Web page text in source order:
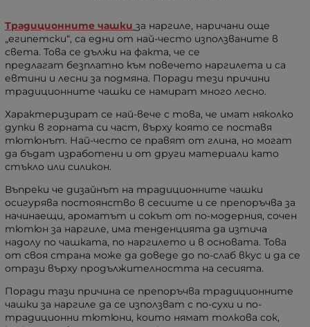
Традиционните чашки за наргиле, наричани още
„египетски“, са едни от най-често използваните в
света. Това се дължи на факта, че се
предлагат безплатно към повечето наргилета и са
евтини и лесни за подмяна. Поради тези причини
традиционните чашки се намират много лесно.
Характеризират се най-вече с това, че имат няколко
дупки в горната си част, върху която се поставя
тютюнът. Най-често се правят от глина, но могат
да бъдат изработени и от други материали като
стъкло или силикон.
Въпреки че дизайнът на традиционните чашки
осигурява постоянство в сесиите и се препоръчва за
начинаещи, ароматът и сокът от по-модерния, сочен
тютюн за наргиле, има тенденцията да изтича
надолу по чашката, по наргилето и в основата. Това
от своя страна може да доведе до по-слаб вкус и да се
отрази върху продължителността на сесията.
Поради тази причина се препоръчва традиционните
чашки за наргиле да се използват с по-сухи и по-
традиционни тютюни, които нямат толкова сок,